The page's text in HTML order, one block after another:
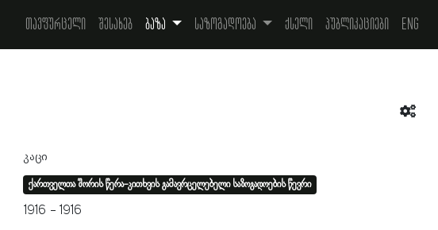
თავფურცელი შესახებ ბაზა საზოგადოება ქსელი პუბლიკაციები Eng
კაცი
ქართველთა შორის წერა-კითხვის გამავრცელებელი საზოგადოების წევრი
1916
1916